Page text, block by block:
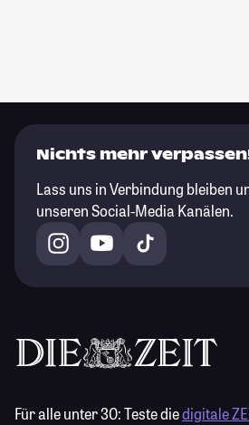
Nichts mehr
Lass uns in Verbindung bleiben
unseren Social-Media Kanälen.
Für alle unter 30:Teste diedigitale